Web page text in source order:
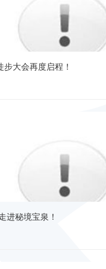
步大会再度启程！
进秘境宝泉！